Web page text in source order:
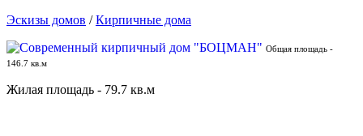
Эскизы домов /Кирпичные дома
Общая площадь -
146.7 кв.м
Жилая площадь - 79.7 кв.м